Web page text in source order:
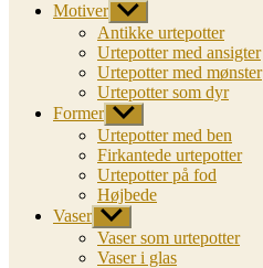
Motiver Vis
undermenu
Antikke urtepotter
Urtepotter med ansigter
Urtepotter med mønster
Urtepotter som dyr
Former Vis
undermenu
Urtepotter med ben
Firkantede urtepotter
Urtepotter på fod
Højbede
Vaser Vis
undermenu
Vaser som urtepotter
Vaser i glas